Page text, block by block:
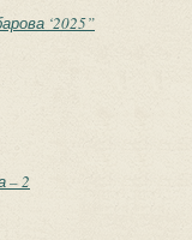
‘2025”
– 2